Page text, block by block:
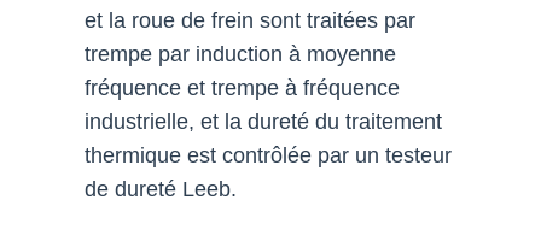
et la roue de frein sont traitées par
trempe par induction à moyenne
fréquence et trempe à fréquence
industrielle, et la dureté du traitement
thermique est contrôlée par un testeur
de dureté Leeb.